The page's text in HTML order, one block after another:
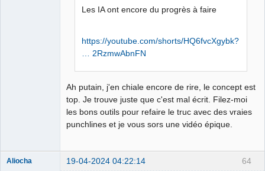
Les IA ont encore du progrès à faire
https://youtube.com/shorts/HQ6fvcXgybk?
… 2RzmwAbnFN
Ah putain, j'en chiale encore de rire, le concept est
top. Je trouve juste que c'est mal écrit. Filez-moi
les bons outils pour refaire le truc avec des vraies
punchlines et je vous sors une vidéo épique.
64
Aliocha 19-04-2024 04:22:14